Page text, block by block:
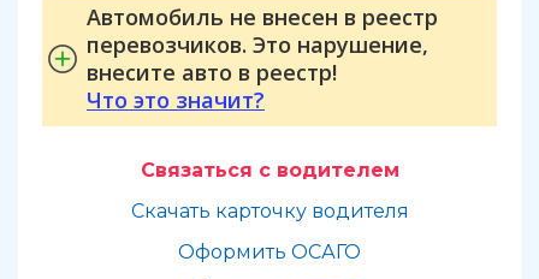
Автомобиль не внесен в реестр
перевозчиков. Это нарушение,
внесите авто в реестр!
Что это значит?
Связаться с водителем
Скачать карточку водителя
Оформить ОСАГО